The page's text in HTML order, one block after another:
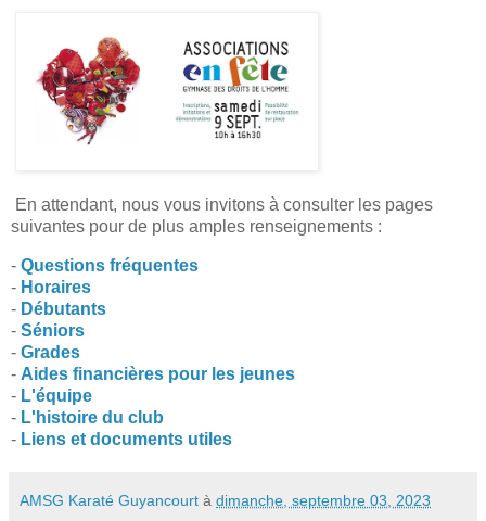
En attendant, nous vous invitons à consulter les pages
suivantes pour de plus amples renseignements :
- Questions fréquentes
- Horaires
- Débutants
- Séniors
- Grades
- Aides financières pour les jeunes
- L'équipe
- L'histoire du club
- Liens et documents utiles
AMSG Karaté Guyancourt à dimanche, septembre 03, 2023